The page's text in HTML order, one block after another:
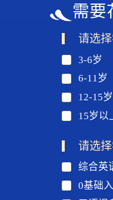
需要
请选
3-6岁
6-11岁
12-15岁
15岁以
请选
综合英
0基础